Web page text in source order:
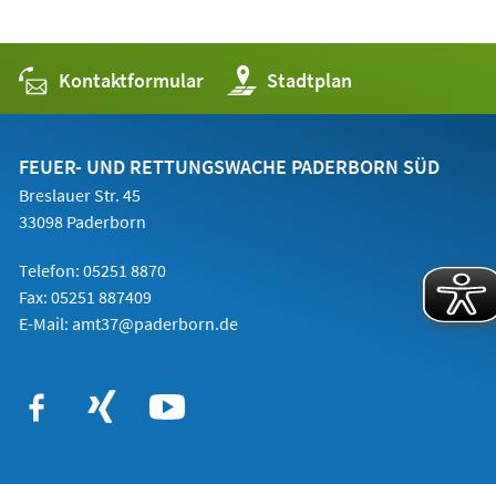
Kontaktformular Stadtplan
(Öffnet
in
einem
Tab)
FEUER- UND RETTUNGSWACHE PADERBORN SÜD
Breslauer Str. 45
33098 Paderborn
Telefon: 05251 8870
Fax: 05251 887409
E-Mail: amt37@paderborn.de